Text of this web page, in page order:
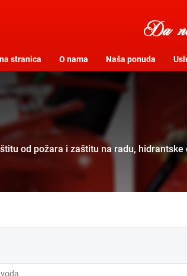
stranica O nama Naša ponuda
od požara i zaštitu na radu,